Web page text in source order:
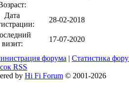
Дата
28-02-2018
визит:
17-07-2020
форума | Статистика
RSS
by Hi Fi Forum © 2001-2026